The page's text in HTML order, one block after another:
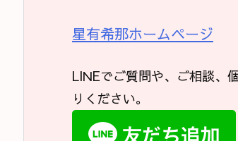
星有希那ホームページ
LINEでご質問や、ご相談、
りください。